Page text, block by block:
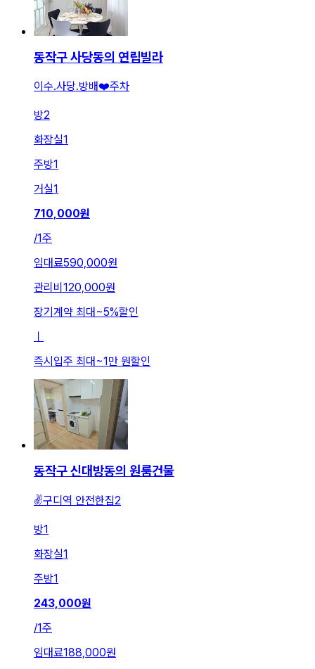
동작구 사당동의 연립빌라
이수.사당.방배❤️주차
방2
화장실1
주방1
거실1
710,000원
/1주
임대료590,000원
관리비 120,000원
장기계약 최대 ~5%할인
즉시입주 최대 ~1만 원할인
동작구 신대방동의 원룸건물
✌️구디역 안전한집2
방1
화장실1
주방1
243,000원
/1주
임대료188,000원